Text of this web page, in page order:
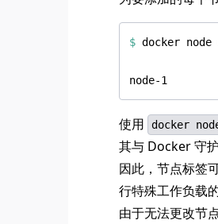
$ docker
使用 docker
其与 Docker 守
因此，节点标签
行特殊工作负载
由于无法更改节